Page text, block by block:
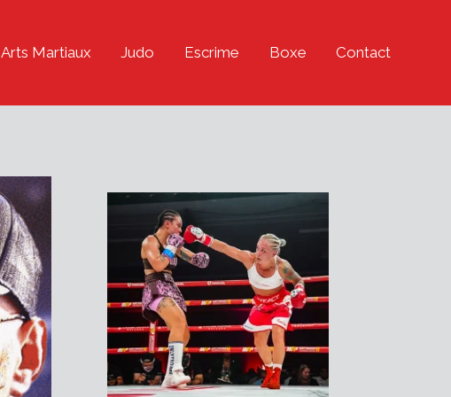
Arts Martiaux Judo Escrime Boxe Contact